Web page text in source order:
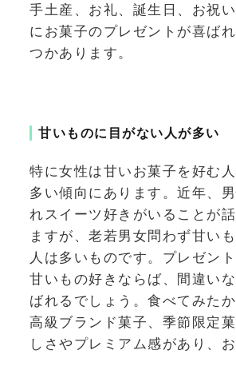
手土産、お礼、誕生日、お祝
にお菓子のプレゼントが喜ば
つかあります。
甘いものに目がない人が多い
特に女性は甘いお菓子を好む
多い傾向にあります。近年、
れスイーツ好きがいることが
ますが、老若男女問わず甘い
人は多いものです。プレゼン
甘いもの好きならば、間違い
ばれるでしょう。食べてみたか
高級ブランド菓子、季節限定
しさやプレミアム感があり、お